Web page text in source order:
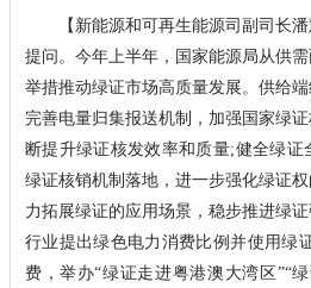
【新能源和可再生能源司副司长潘
提问。今年上半年，国家能源局从供
举措推动绿证市场高质量发展。供给
完善电量归集报送机制，加强国家绿
断提升绿证核发效率和质量;健全绿
绿证核销机制落地，进一步强化绿证
力拓展绿证的应用场景，稳步推进绿
行业提出绿色电力消费比例并使用绿
费，举办“绿证走进粤港澳大湾区”“